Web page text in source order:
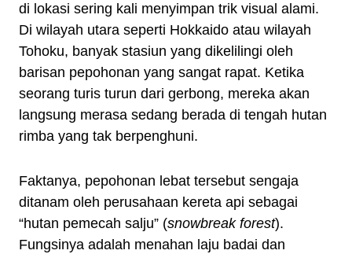
di lokasi sering kali menyimpan trik visual alami.
Di wilayah utara seperti Hokkaido atau wilayah
Tohoku, banyak stasiun yang dikelilingi oleh
barisan pepohonan yang sangat rapat. Ketika
seorang turis turun dari gerbong, mereka akan
langsung merasa sedang berada di tengah hutan
rimba yang tak berpenghuni.
Faktanya, pepohonan lebat tersebut sengaja
ditanam oleh perusahaan kereta api sebagai
“hutan pemecah salju” (snowbreak forest).
Fungsinya adalah menahan laju badai dan